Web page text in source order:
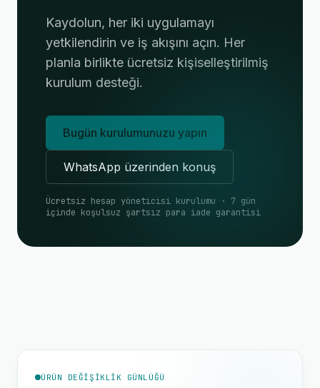
Kaydolun, her iki uygulamayı
yetkilendirin ve iş akışını açın. Her
planla birlikte ücretsiz kişiselleştirilmiş
kurulum desteği.
Bugün kurulumunuzu yapın
WhatsApp üzerinden konuş
Ücretsiz hesap yöneticisi kurulumu · 7 gün
içinde koşulsuz şartsız para iade garantisi
ÜRÜN DEĞIŞIKLIK GÜNLÜĞÜ